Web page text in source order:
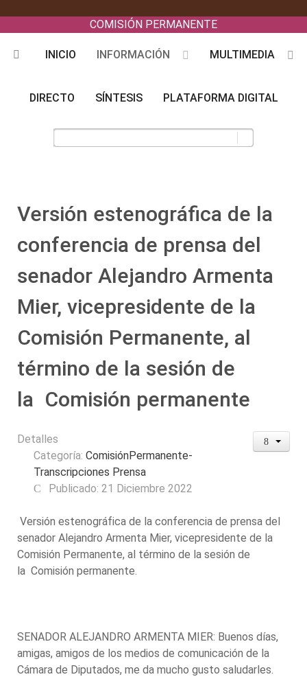
COMISIÓN PERMANENTE
INICIO INFORMACIÓN MULTIMEDIA
DIRECTO SÍNTESIS PLATAFORMA DIGITAL
Versión estenográfica de la
conferencia de prensa del
senador Alejandro Armenta
Mier, vicepresidente de la
Comisión Permanente, al
término de la sesión de
la Comisión permanente
Detalles
Categoría: ComisiónPermanente-
Transcripciones Prensa
Publicado: 21 Diciembre 2022
Versión estenográfica de la conferencia de prensa del
senador Alejandro Armenta Mier, vicepresidente de la
Comisión Permanente, al término de la sesión de
la Comisión permanente.
SENADOR ALEJANDRO ARMENTA MIER: Buenos días,
amigas, amigos de los medios de comunicación de la
Cámara de Diputados, me da mucho gusto saludarles.